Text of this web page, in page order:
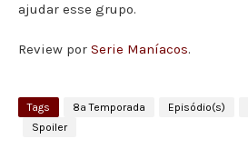
ajudar esse grupo.
Review por Serie Maníacos.
Tags 8ª Temporada Episódio(s)
Spoiler